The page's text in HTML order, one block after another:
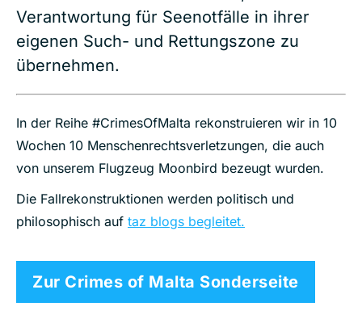
Verantwortung für Seenotfälle in ihrer
eigenen Such- und Rettungszone zu
übernehmen.
In der Reihe #CrimesOfMalta rekonstruieren wir in 10
Wochen 10 Menschenrechtsverletzungen, die auch
von unserem Flugzeug Moonbird bezeugt wurden.
Die Fallrekonstruktionen werden politisch und
philosophisch auf taz blogs begleitet.
Zur Crimes of Malta Sonderseite